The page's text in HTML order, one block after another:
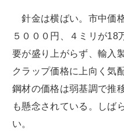
針金は横ばい。市中価
５０００円、４ミリが18
要が盛り上がらず、輸入
クラップ価格に上向く気
鋼材の価格は弱基調で推
も懸念されている。しば
い。